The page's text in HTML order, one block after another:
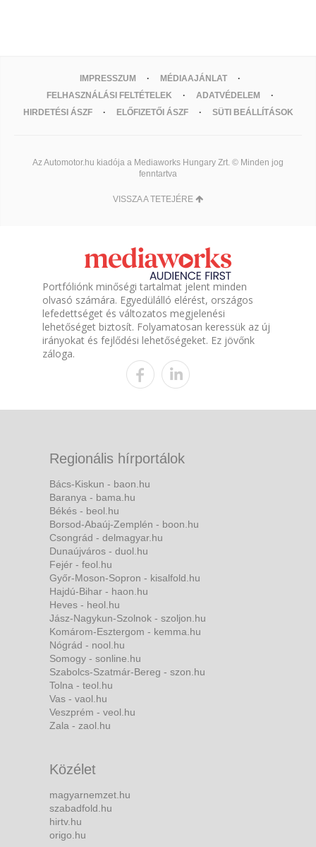
IMPRESSZUM
MÉDIAAJÁNLAT
FELHASZNÁLÁSI FELTÉTELEK
ADATVÉDELEM
HIRDETÉSI ÁSZF
ELŐFIZETŐI ÁSZF SÜTI BEÁLLÍTÁSOK
Az Automotor.hu kiadója a Mediaworks Hungary Zrt. © Minden jog
fenntartva
VISSZA A TETEJÉRE
Portfóliónk minőségi tartalmat jelent minden
olvasó számára. Egyedülálló elérést, országos
lefedettséget és változatos megjelenési
lehetőséget biztosít. Folyamatosan keressük az új
irányokat és fejlődési lehetőségeket. Ez jövőnk
záloga.
Regionális hírportálok
Bács-Kiskun - baon.hu
Baranya - bama.hu
Békés - beol.hu
Borsod-Abaúj-Zemplén - boon.hu
Csongrád - delmagyar.hu
Dunaújváros - duol.hu
Fejér - feol.hu
Győr-Moson-Sopron - kisalfold.hu
Hajdú-Bihar - haon.hu
Heves - heol.hu
Jász-Nagykun-Szolnok - szoljon.hu
Komárom-Esztergom - kemma.hu
Nógrád - nool.hu
Somogy - sonline.hu
Szabolcs-Szatmár-Bereg - szon.hu
Tolna - teol.hu
Vas - vaol.hu
Veszprém - veol.hu
Zala - zaol.hu
Közélet
magyarnemzet.hu
szabadfold.hu
hirtv.hu
origo.hu